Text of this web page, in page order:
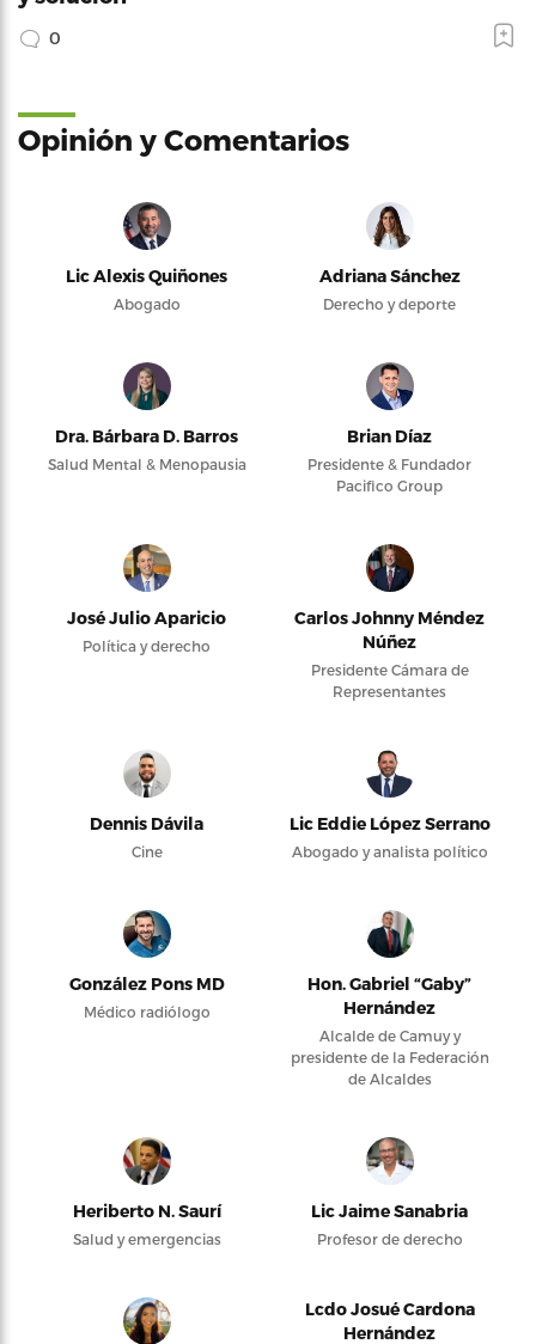
0
Opinión y Comentarios
Lic Alexis Quiñones
Abogado
Adriana Sánchez
Derecho y deporte
Dra. Bárbara D. Barros
Salud Mental & Menopausia
Brian Díaz
Presidente & Fundador
Pacifico Group
José Julio Aparicio
Política y derecho
Carlos Johnny Méndez
Núñez
Presidente Cámara de
Representantes
Dennis Dávila
Cine
Lic Eddie López Serrano
Abogado y analista político
González Pons MD
Médico radiólogo
Hon. Gabriel “Gaby”
Hernández
Alcalde de Camuy y
presidente de la Federación
de Alcaldes
Heriberto N. Saurí
Salud y emergencias
Lic Jaime Sanabria
Profesor de derecho
Lcdo Josué Cardona
Hernández